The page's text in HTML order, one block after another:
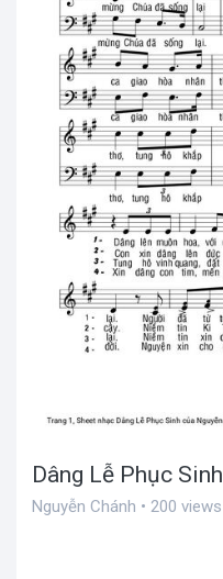
Dâng Lễ Phục Sinh
Nguyễn Chánh • 200 views